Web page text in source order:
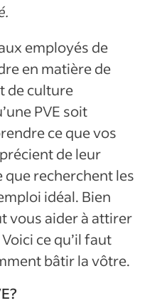
employés de
en matière de
de culture
PVE soit
ce que vos
de leur
que recherchent les
idéal. Bien
vous aider à attirer
ce qu’il faut
bâtir la vôtre.